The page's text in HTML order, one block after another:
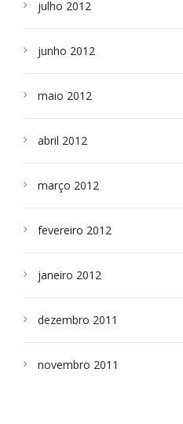
julho 2012
junho 2012
maio 2012
abril 2012
março 2012
fevereiro 2012
janeiro 2012
dezembro 2011
novembro 2011